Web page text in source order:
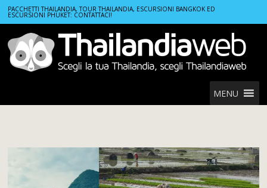
PACCHETTI THAILANDIA, TOUR THAILANDIA, ESCURSIONI BANGKOK ED
ESCURSIONI PHUKET: CONTATTACI!
MENU
Home
Tours